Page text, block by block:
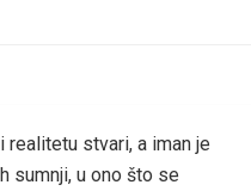
realitetu stvari, a iman je
sumnji, u ono što se